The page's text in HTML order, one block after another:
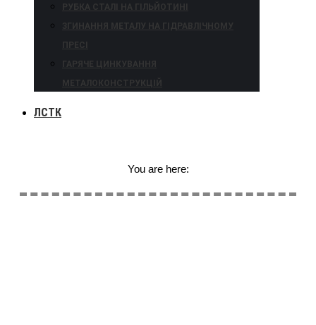
РУБКА СТАЛІ НА ГІЛЬЙОТИНІ
ЗГИНАННЯ МЕТАЛУ НА ГІДРАВЛІЧНОМУ
ПРЕСІ
ГАРЯЧЕ ЦИНКУВАННЯ
МЕТАЛОКОНСТРУКЦІЙ
ЛСТК
You are here: